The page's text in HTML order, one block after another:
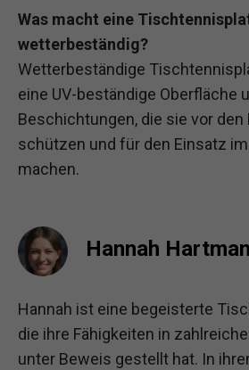
Was macht eine
wetterbeständig?
Wetterbeständige
eine UV-beständige Oberfläche
Beschichtungen, die sie vor den
schützen und für den Einsatz
machen.
Hannah
Hannah ist eine begeisterte
die ihre Fähigkeiten in
unter Beweis gestellt hat. In